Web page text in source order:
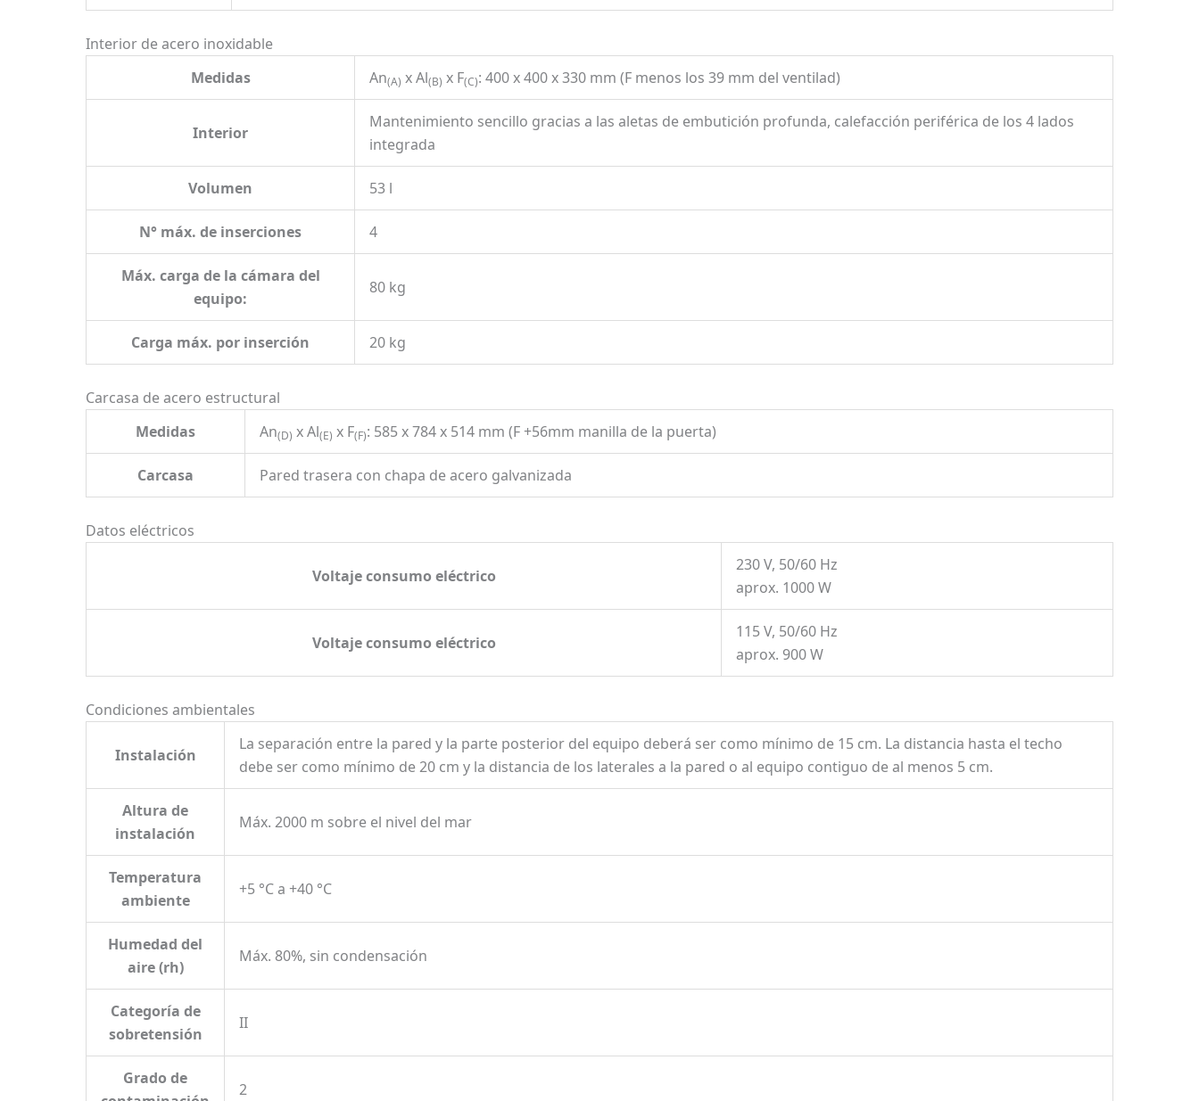
Interior de acero inoxidable
Medidas
An(A) x Al(B) x F(C): 400 x 400 x 330 mm (F menos los 39 mm del ventilad)
Interior
Mantenimiento sencillo gracias a las aletas de embutición profunda, calefacción periférica de los 4 lados
integrada
Volumen 53 l
N° máx. de inserciones 4
Máx. carga de la cámara del
equipo:
80 kg
Carga máx. por inserción 20 kg
Carcasa de acero estructural
Medidas
An(D) x Al(E) x F(F): 585 x 784 x 514 mm (F +56mm manilla de la puerta)
Carcasa Pared trasera con chapa de acero galvanizada
Datos eléctricos
Voltaje consumo eléctrico
230 V, 50/60 Hz
aprox. 1000 W
Voltaje consumo eléctrico
115 V, 50/60 Hz
aprox. 900 W
Condiciones ambientales
Instalación
La separación entre la pared y la parte posterior del equipo deberá ser como mínimo de 15 cm. La distancia hasta el techo
debe ser como mínimo de 20 cm y la distancia de los laterales a la pared o al equipo contiguo de al menos 5 cm.
Altura de
instalación
Máx. 2000 m sobre el nivel del mar
Temperatura
ambiente
+5 °C a +40 °C
Humedad del
aire (rh)
Máx. 80%, sin condensación
Categoría de
sobretensión
II
Grado de
2